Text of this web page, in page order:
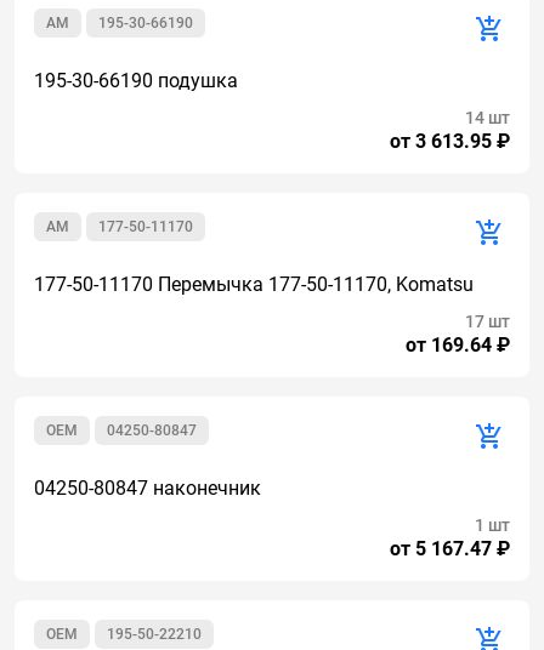
195-30-66190
AM
195-30-66190 подушка
от 3 613.95 ₽
14 шт
177-50-11170
AM
177-50-11170 Перемычка 177-50-11170, Komatsu
от 169.64 ₽
17 шт
04250-80847
OEM
04250-80847 наконечник
от 5 167.47 ₽
1 шт
195-50-22210
OEM